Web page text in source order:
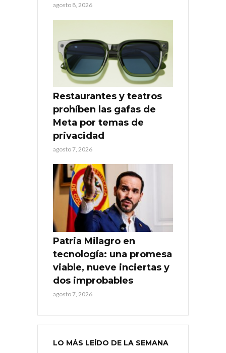
agosto 8, 2026
Restaurantes y teatros
prohíben las gafas de
Meta por temas de
privacidad
agosto 7, 2026
Patria Milagro en
tecnología: una promesa
viable, nueve inciertas y
dos improbables
agosto 7, 2026
LO MÁS LEÍDO DE LA SEMANA